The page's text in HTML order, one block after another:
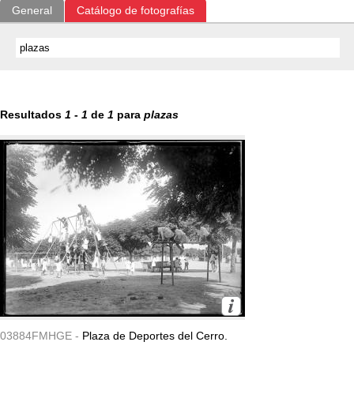
General Catálogo de fotografías
Resultados 1 - 1 de 1 para plazas
03884FMHGE - Plaza de Deportes del Cerro.